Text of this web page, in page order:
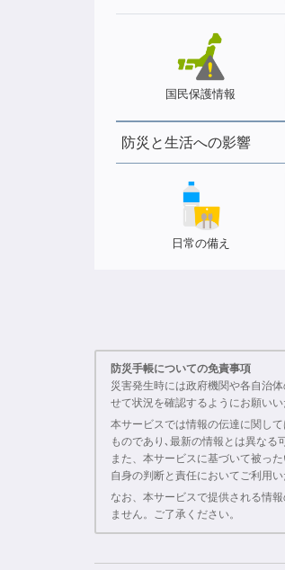
国民保護情報
防災と生活への影響
日常の備え
防災手帳についての免責事項
災害発生時には政府機関や各自治
せて状況を確認するようにお願いい
本サービスでは情報の伝達に関し
ものであり､最新の情報とは異なる
また、本サービスに基づいて被っ
自身の判断と責任においてご利用
なお、本サービスで提供される情
ません。ご了承ください。